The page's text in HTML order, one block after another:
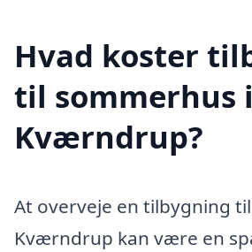
Hvad koster
til sommerhus i
Kværndrup?
At overveje en tilbygning
Kværndrup kan være en